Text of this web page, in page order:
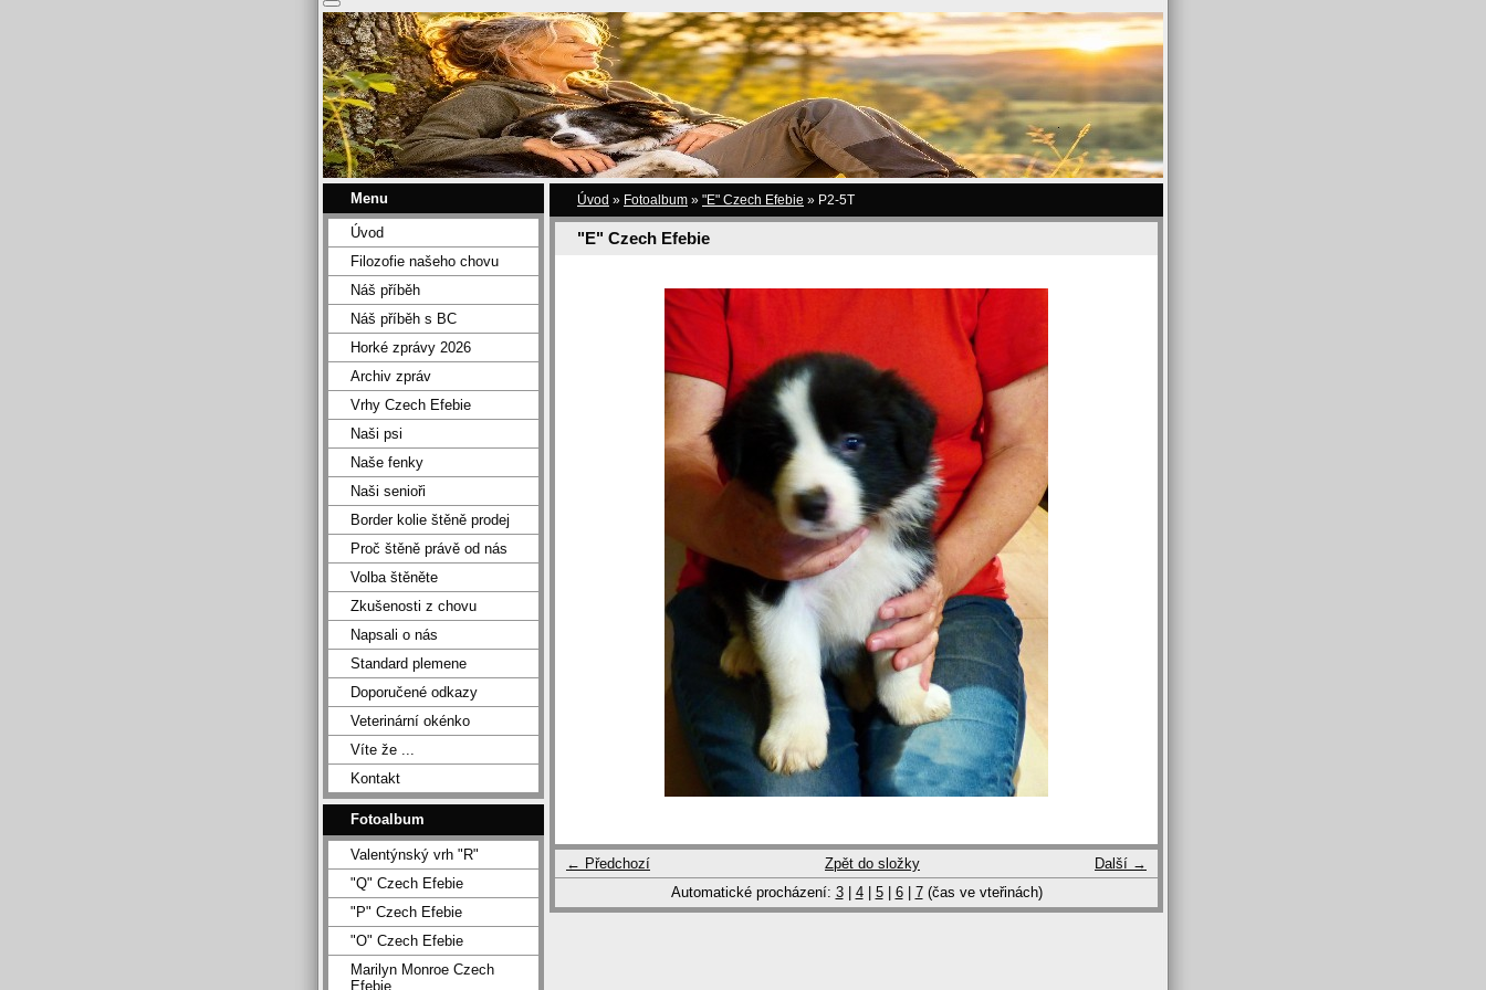
Úvod » Fotoalbum » "E" Czech Efebie » P2-5T
"E" Czech Efebie
← Předchozí Další →
Zpět do složky
Automatické procházení: 3| 4| 5| 6| 7(čas ve vteřinách)
Menu
Úvod
Filozofie našeho chovu
Náš příběh
Náš příběh s BC
Horké zprávy 2026
Archiv zpráv
Vrhy Czech Efebie
Naši psi
Naše fenky
Naši senioři
Border kolie štěně prodej
Proč štěně právě od nás
Volba štěněte
Zkušenosti z chovu
Napsali o nás
Standard plemene
Doporučené odkazy
Veterinární okénko
Víte že ...
Kontakt
Fotoalbum
Valentýnský vrh "R"
"Q" Czech Efebie
"P" Czech Efebie
"O" Czech Efebie
Marilyn Monroe Czech
Efebie